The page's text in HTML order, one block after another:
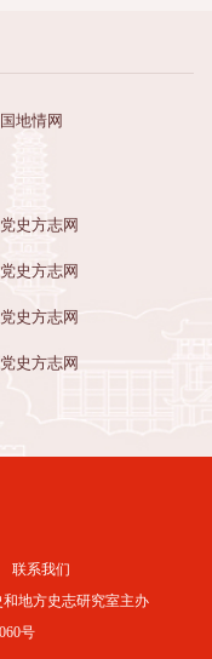
地情网
史方志网
史方志网
史方志网
史方志网
联系我们
地方史志研究室主办
号